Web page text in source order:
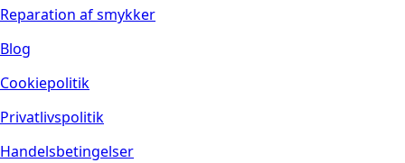
Reparation af smykker
Blog
Cookiepolitik
Privatlivspolitik
Handelsbetingelser